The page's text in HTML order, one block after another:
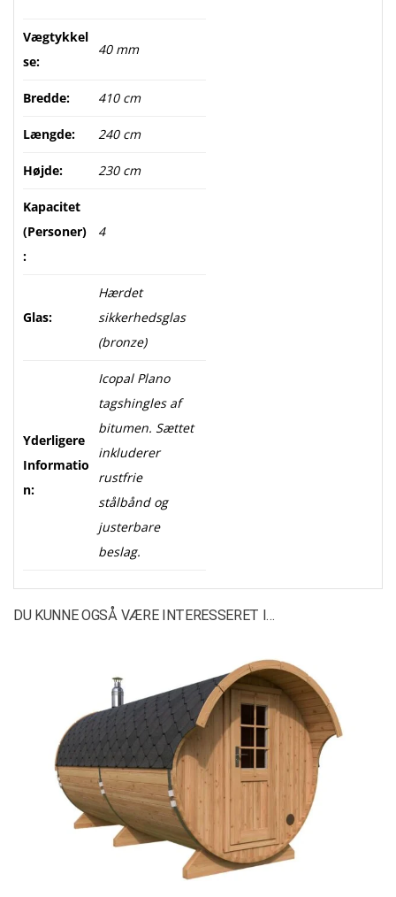
Vægtykkel
se:
40 mm
Bredde: 410 cm
Længde: 240 cm
Højde: 230 cm
Kapacitet
(Personer)
:
4
Glas:
Hærdet
sikkerhedsglas
(bronze)
Yderligere
Informatio
n:
Icopal Plano
tagshingles af
bitumen. Sættet
inkluderer
rustfrie
stålbånd og
justerbare
beslag.
DU KUNNE OGSÅ VÆRE INTERESSERET I…